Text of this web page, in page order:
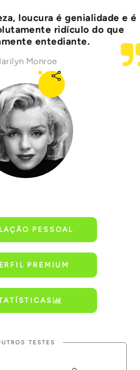
loucura é genialidade e é
ridículo do que
entediante.
Monroe
PESSOAL
PREMIUM
TESTES